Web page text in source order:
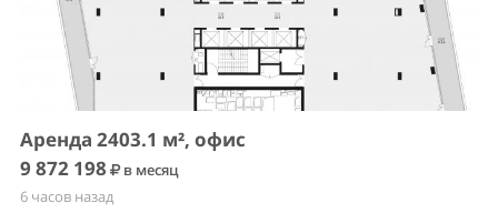
Аренда 2403.1 м², офис
9 872 198
в месяц
6 часов назад